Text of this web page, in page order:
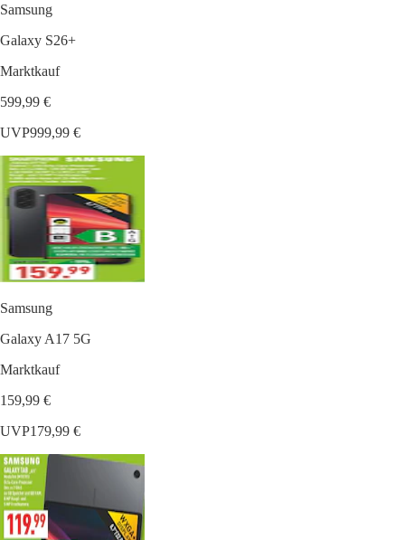
Samsung
Galaxy S26+
Marktkauf
599,99 €
UVP999,99 €
Samsung
Galaxy A17 5G
Marktkauf
159,99 €
UVP179,99 €